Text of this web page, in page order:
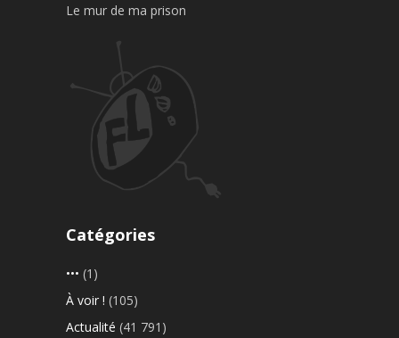
Le mur de ma prison
Catégories
••• (1)
À voir ! (105)
Actualité (41 791)